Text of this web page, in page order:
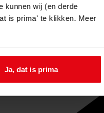
kunnen wij (en derde
is prima' te klikken. Meer
Ja, dat is prima